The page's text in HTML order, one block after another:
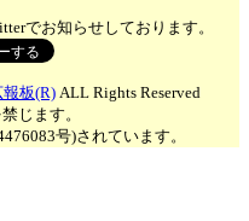
でお知らせしております。
板(R)ALL Rights Reserved
じます。
号)されています。